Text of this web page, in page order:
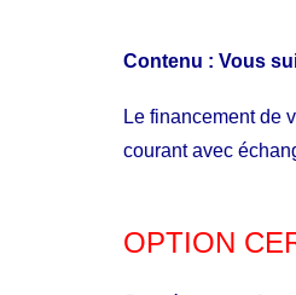
Contenu : Vous
Le financement de
courant avec
OPTION